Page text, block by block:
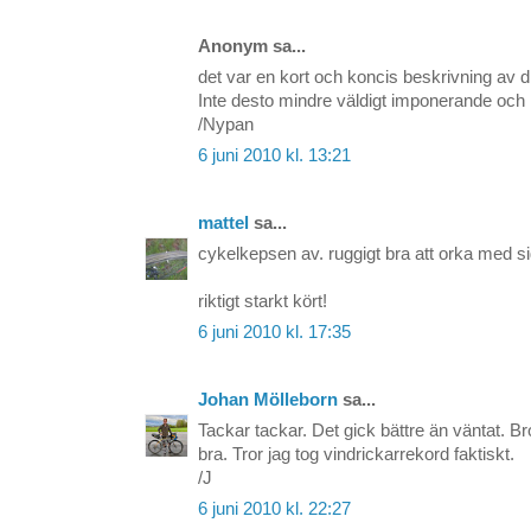
Anonym sa...
det var en kort och koncis beskrivning av
Inte desto mindre väldigt imponerande
/Nypan
6 juni 2010 kl. 13:21
mattel sa...
cykelkepsen av. ruggigt bra att orka med
riktigt starkt kört!
6 juni 2010 kl. 17:35
Johan Mölleborn sa...
Tackar tackar. Det gick bättre än väntat.
bra. Tror jag tog vindrickarrekord faktiskt.
/J
6 juni 2010 kl. 22:27